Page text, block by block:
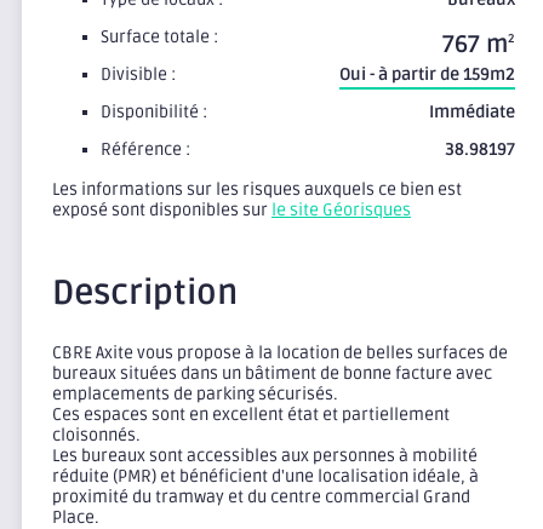
Surface totale :
767 m2
Divisible :
Oui - à partir de 159m2
Disponibilité :
Immédiate
Référence :
38.98197
Les informations sur les risques auxquels ce bien est
exposé sont disponibles sur le site Géorisques
Description
CBRE Axite vous propose à la location de belles surfaces de
bureaux situées dans un bâtiment de bonne facture avec
emplacements de parking sécurisés.
Ces espaces sont en excellent état et partiellement
cloisonnés.
Les bureaux sont accessibles aux personnes à mobilité
réduite (PMR) et bénéficient d'une localisation idéale, à
proximité du tramway et du centre commercial Grand
Place.